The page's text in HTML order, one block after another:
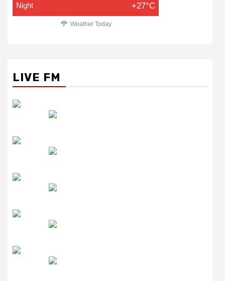
Night +27°C
Weather Today
LIVE FM